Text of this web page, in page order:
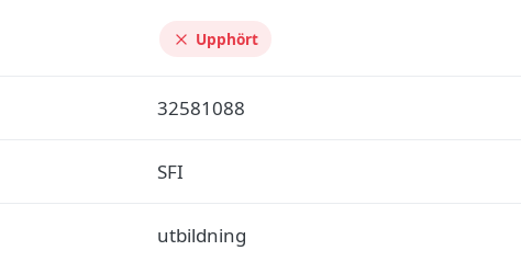
Upphört
32581088
SFI
utbildning